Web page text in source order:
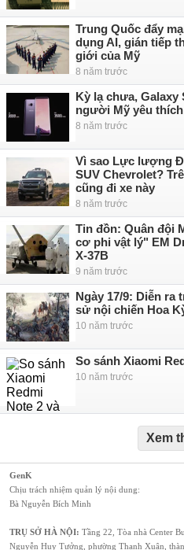
Trung Quốc đẩy
dụng AI, gián tiếp
giới của Mỹ
8 năm trước
Kỳ lạ chưa,
người Mỹ yêu
8 năm trước
Vì sao Lực lượng
SUV Chevrolet?
cũng đi xe này
8 năm trước
Tin đồn: Quân đội
cơ phi vật lý" EM
X-37B
9 năm trước
Ngày 17/9: Diễn
sử nội chiến Hoa
10 năm trước
So sánh Xiaomi
10 năm trước
Xem
GenK
Chịu trách nhiệm quản lý nội dung:
Bà Nguyễn Bích Minh
TRỤ SỞ HÀ NỘI: Tầng 22, Tòa nhà Center
Nguyễn Huy Tưởng, phường Thanh Xuân,